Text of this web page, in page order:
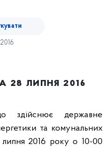
28 липня 2016
здійснює державне
та комунальних
липня 2016 року о 10-00